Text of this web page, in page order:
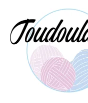
contenu